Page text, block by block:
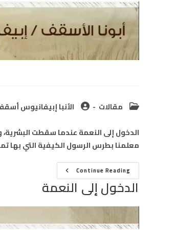
Post مقالات
Post الأنبا إبيفانيوس
الدخول إلى النعمة عندما سقطت
معلمنا بطرس الرسول الكيفية التي بها
Continue Readingالدخول
إلى
النعمة
الدخول إلى النعمة